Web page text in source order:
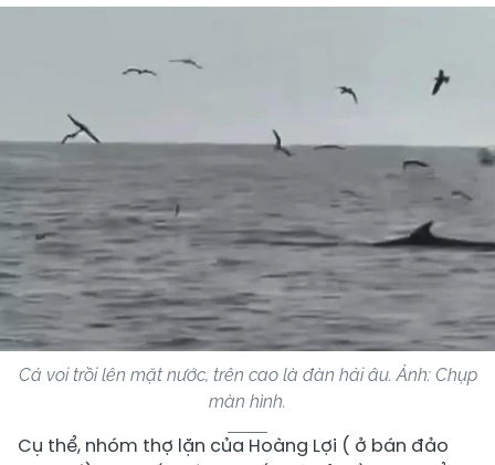
Cá voi trồi lên mặt nước, trên cao là đàn hải âu. Ảnh: Chụp
màn hình.
Cụ thể, nhóm thợ lặn của Hoàng Lợi ( ở bán đảo